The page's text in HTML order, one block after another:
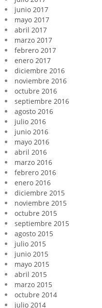
junio 2017
mayo 2017
abril 2017
marzo 2017
febrero 2017
enero 2017
diciembre 2016
noviembre 2016
octubre 2016
septiembre 2016
agosto 2016
julio 2016
junio 2016
mayo 2016
abril 2016
marzo 2016
febrero 2016
enero 2016
diciembre 2015
noviembre 2015
octubre 2015
septiembre 2015
agosto 2015
julio 2015
junio 2015
mayo 2015
abril 2015
marzo 2015
octubre 2014
julio 2014